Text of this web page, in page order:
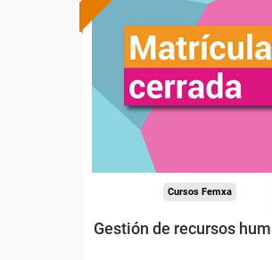
Cursos Femxa
Gestión de recursos